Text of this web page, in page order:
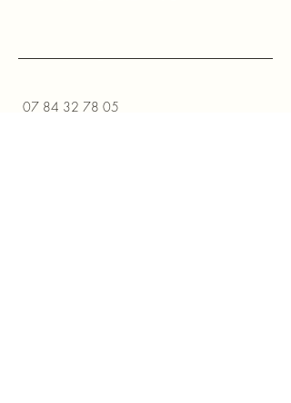
07 84 32 78 05